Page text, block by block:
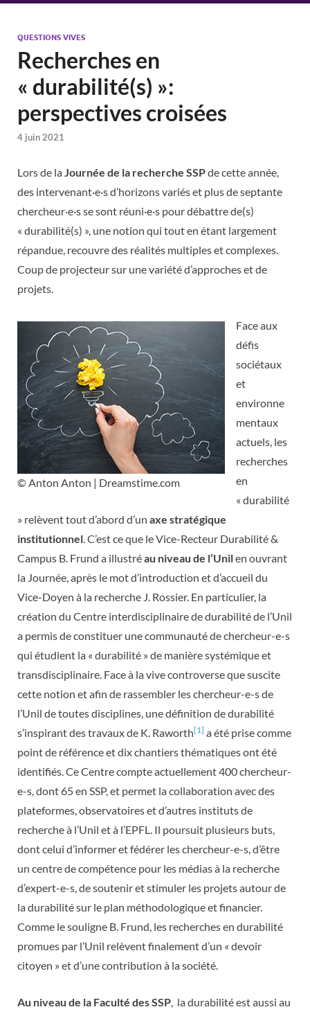
QUESTIONS VIVES
Recherches en
« durabilité(s) »:
perspectives croisées
4 juin 2021
Lors de laJournée de la recherche SSPde cette année,
des intervenant·e·s d’horizons variés et plus de septante
chercheur·e·s se sont réuni·e·s pour débattre de(s)
« durabilité(s) », une notion qui tout en étant largement
répandue, recouvre des réalités multiples et complexes.
Coup de projecteur sur une variété d’approches et de
projets.
© Anton Anton | Dreamstime.com
Face aux
défis
sociétaux
et
environne
mentaux
actuels, les
recherches
en
« durabilité
» relèvent tout d’abord d’un axe stratégique
institutionnel. C’est ce que le Vice-Recteur Durabilité &
Campus B. Frund a illustréau niveau de l’Unilen ouvrant
la Journée, après le mot d’introduction et d’accueil du
Vice-Doyen à la recherche J. Rossier. En particulier, la
création du Centre interdisciplinaire de durabilité de l’Unil
a permis de constituer une communauté de chercheur-e-s
qui étudient la « durabilité » de manière systémique et
transdisciplinaire. Face à la vive controverse que suscite
cette notion et afin de rassembler les chercheur-e-s de
l’Unil de toutes disciplines, une définition de durabilité
s’inspirant des travaux de K. Raworth[1] a été prise comme
point de référence et dix chantiers thématiques ont été
identifiés. Ce Centre compte actuellement 400 chercheur-
e-s, dont 65 en SSP, et permet la collaboration avec des
plateformes, observatoires et d’autres instituts de
recherche à l’Unil et à l’EPFL. Il poursuit plusieurs buts,
dont celui d’informer et fédérer les chercheur-e-s, d’être
un centre de compétence pour les médias à la recherche
d’expert-e-s, de soutenir et stimuler les projets autour de
la durabilité sur le plan méthodologique et financier.
Comme le souligne B. Frund, les recherches en durabilité
promues par l’Unil relèvent finalement d’un « devoir
citoyen » et d’une contribution à la société.
Au niveau de la Faculté des SSP, la durabilité est aussi au